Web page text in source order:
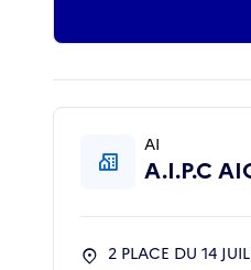
AI
A.I.P.C
2 PLACE DU 14